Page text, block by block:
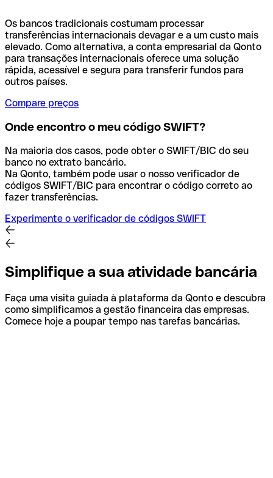
Os bancos tradicionais costumam processar
transferências internacionais devagar e a um custo mais
elevado. Como alternativa, a conta empresarial da Qonto
para transações internacionais oferece uma solução
rápida, acessível e segura para transferir fundos para
outros países.
Compare preços
Onde encontro o meu código SWIFT?
Na maioria dos casos, pode obter o SWIFT/BIC do seu
banco no extrato bancário.
Na Qonto, também pode usar o nosso verificador de
códigos SWIFT/BIC para encontrar o código correto ao
fazer transferências.
Experimente o verificador de códigos SWIFT
Simplifique a sua atividade bancária
Faça uma visita guiada à plataforma da Qonto e descubra
como simplificamos a gestão financeira das empresas.
Comece hoje a poupar tempo nas tarefas bancárias.